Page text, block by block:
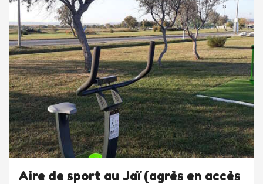
Aire de sport au Jaï (agrès en accès